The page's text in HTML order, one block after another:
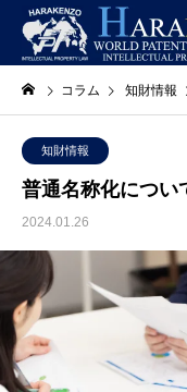
コラム 知財情報
知財情報
普通名称化につい
2024.01.26